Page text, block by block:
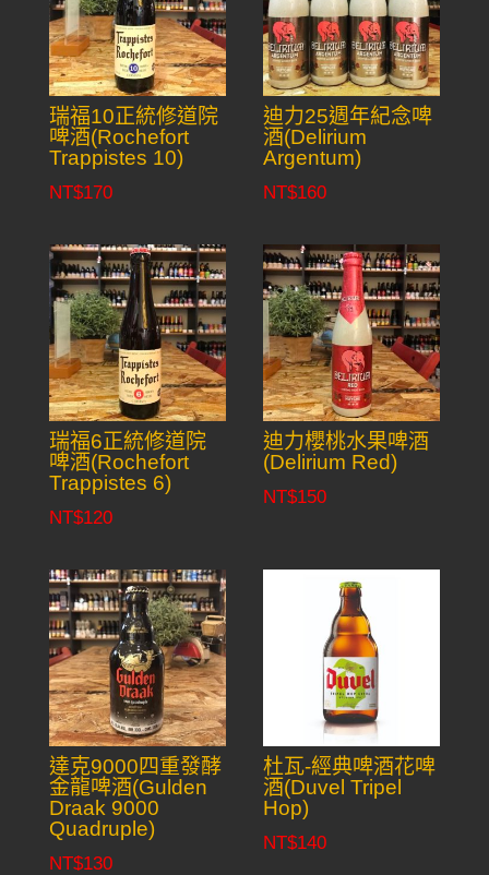
瑞福10正統修道院
啤酒(Rochefort
Trappistes 10)
NT$170
迪力25週年紀念啤
酒(Delirium
Argentum)
NT$160
瑞福6正統修道院
啤酒(Rochefort
Trappistes 6)
NT$120
迪力櫻桃水果啤酒
(Delirium Red)
NT$150
達克9000四重發酵
金龍啤酒(Gulden
Draak 9000
Quadruple)
NT$130
杜瓦-經典啤酒花啤
酒(Duvel Tripel
Hop)
NT$140